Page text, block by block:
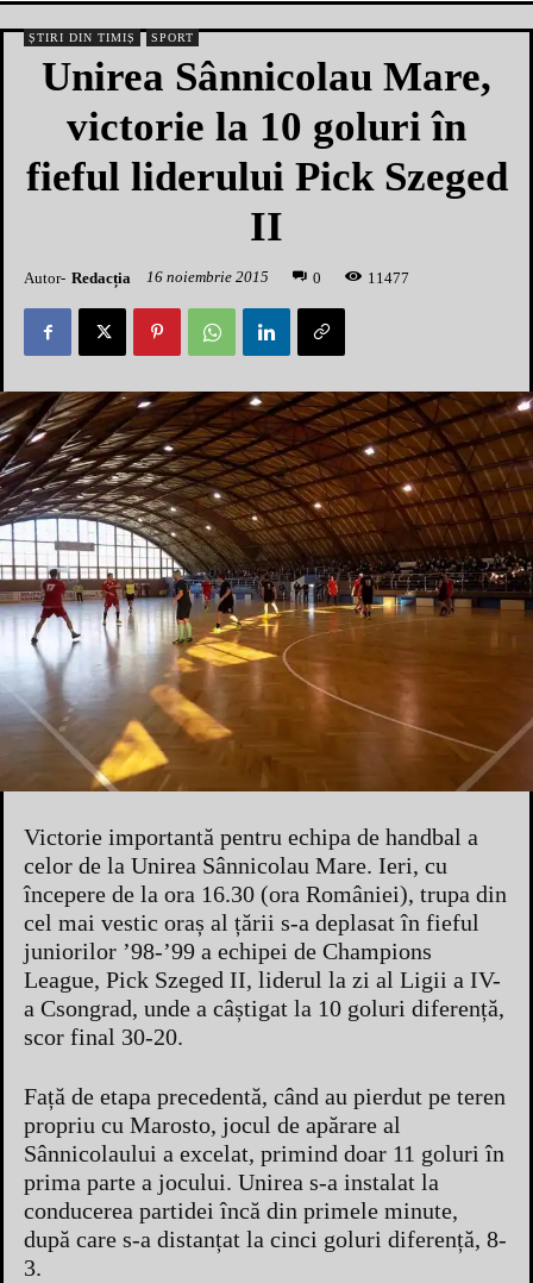
ȘTIRI DIN TIMIȘ SPORT
Unirea Sânnicolau Mare,
victorie la 10 goluri în
fieful liderului Pick Szeged
II
Autor- Redacția 16 noiembrie 2015 0 1 1477
Victorie importantă pentru echipa de handbal a
celor de la Unirea Sânnicolau Mare. Ieri, cu
începere de la ora 16.30 (ora României), trupa din
cel mai vestic oraș al țării s-a deplasat în fieful
juniorilor ’98-’99 a echipei de Champions
League, Pick Szeged II, liderul la zi al Ligii a IV-
a Csongrad, unde a câștigat la 10 goluri diferență,
scor final 30-20.
Față de etapa precedentă, când au pierdut pe teren
propriu cu Marosto, jocul de apărare al
Sânnicolaului a excelat, primind doar 11 goluri în
prima parte a jocului. Unirea s-a instalat la
conducerea partidei încă din primele minute,
după care s-a distanțat la cinci goluri diferență, 8-
3.